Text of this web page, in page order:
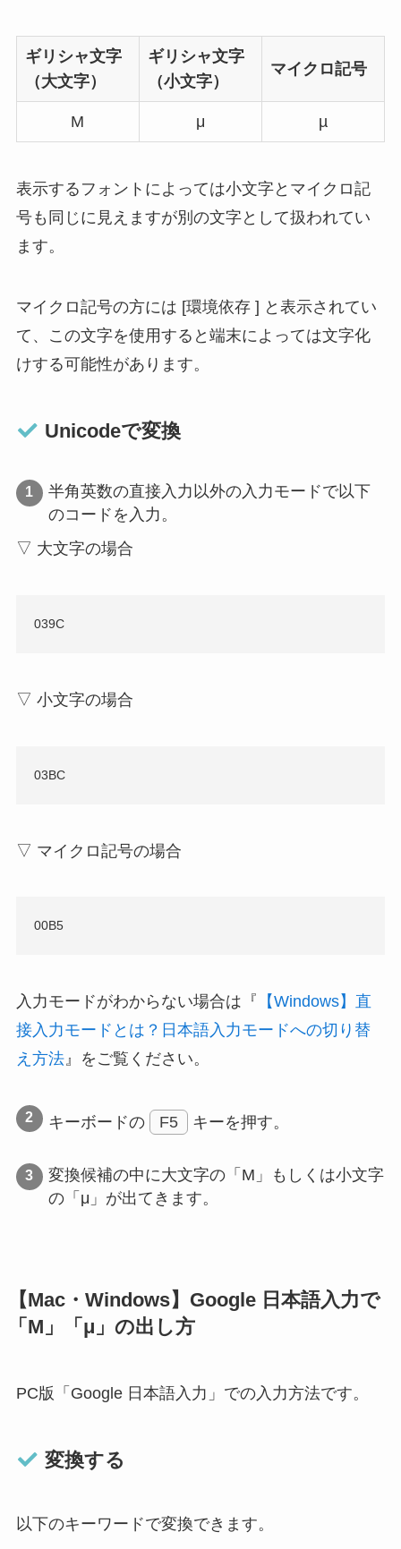
ギリシャ文字
（大文字）
ギリシャ文字
（小文字）
マイクロ記号
Μ μ µ
表示するフォントによっては小文字とマイクロ記
号も同じに見えますが別の文字として扱われてい
ます。
マイクロ記号の方には [環境依存 ] と表示されてい
て、この文字を使用すると端末によっては文字化
けする可能性があります。
Unicodeで変換
半角英数の直接入力以外の入力モードで以下
のコードを入力。
▽ 大文字の場合
039C
▽ 小文字の場合
03BC
▽ マイクロ記号の場合
00B5
入力モードがわからない場合は『 【Windows】直
接入力モードとは？日本語入力モードへの切り替
え方法』をご覧ください。
キーボードの F5 キーを押す。
変換候補の中に大文字の「Μ」もしくは小文字
の「μ」が出てきます。
【Mac・Windows】Google 日本語入力で
「Μ」「μ」の出し方
PC版「Google 日本語入力」での入力方法です。
変換する
以下のキーワードで変換できます。